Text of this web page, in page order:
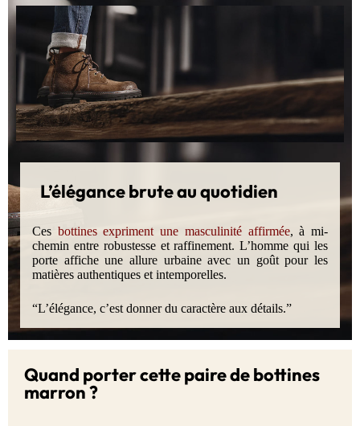
L’élégance brute au quotidien
Ces bottines expriment une masculinité affirmée, à mi-
chemin entre robustesse et raffinement. L’homme qui les
porte affiche une allure urbaine avec un goût pour les
matières authentiques et intemporelles.
“L’élégance, c’est donner du caractère aux détails.”
Quand porter cette paire de bottines
marron ?